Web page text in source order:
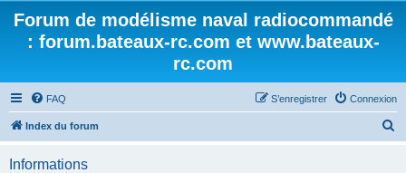
Forum de modélisme naval radiocommandé
: forum.bateaux-rc.com et www.bateaux-
rc.com
FAQ Connexion
S’enregistrer
Index du forum
Informations